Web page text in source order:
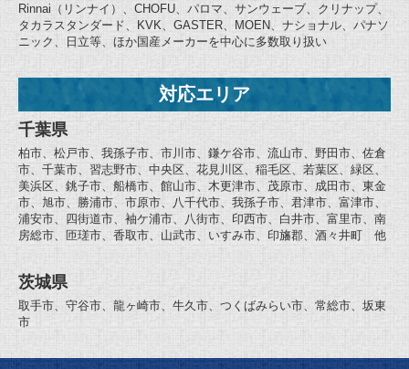
Rinnai（リンナイ）、CHOFU、パロマ、サンウェーブ、クリナップ、
タカラスタンダード、KVK、GASTER、MOEN、ナショナル、パナソ
ニック、日立等、ほか国産メーカーを中心に多数取り扱い
対応エリア
千葉県
柏市、松戸市、我孫子市、市川市、鎌ケ谷市、流山市、野田市、佐倉
市、千葉市、習志野市、中央区、花見川区、稲毛区、若葉区、緑区、
美浜区、銚子市、船橋市、館山市、木更津市、茂原市、成田市、東金
市、旭市、勝浦市、市原市、八千代市、我孫子市、君津市、富津市、
浦安市、四街道市、袖ケ浦市、八街市、印西市、白井市、富里市、南
房総市、匝瑳市、香取市、山武市、いすみ市、印旛郡、酒々井町 他
茨城県
取手市、守谷市、龍ヶ崎市、牛久市、つくばみらい市、常総市、坂東
市